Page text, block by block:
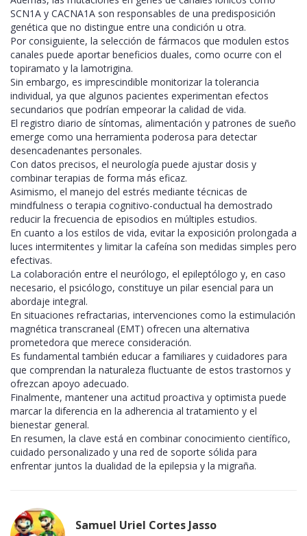
SCN1A y CACNA1A son responsables de una predisposición
genética que no distingue entre una condición u otra.
Por consiguiente, la selección de fármacos que modulen estos
canales puede aportar beneficios duales, como ocurre con el
topiramato y la lamotrigina.
Sin embargo, es imprescindible monitorizar la tolerancia
individual, ya que algunos pacientes experimentan efectos
secundarios que podrían empeorar la calidad de vida.
El registro diario de síntomas, alimentación y patrones de sueño
emerge como una herramienta poderosa para detectar
desencadenantes personales.
Con datos precisos, el neurología puede ajustar dosis y
combinar terapias de forma más eficaz.
Asimismo, el manejo del estrés mediante técnicas de
mindfulness o terapia cognitivo-conductual ha demostrado
reducir la frecuencia de episodios en múltiples estudios.
En cuanto a los estilos de vida, evitar la exposición prolongada a
luces intermitentes y limitar la cafeína son medidas simples pero
efectivas.
La colaboración entre el neurólogo, el epileptólogo y, en caso
necesario, el psicólogo, constituye un pilar esencial para un
abordaje integral.
En situaciones refractarias, intervenciones como la estimulación
magnética transcraneal (EMT) ofrecen una alternativa
prometedora que merece consideración.
Es fundamental también educar a familiares y cuidadores para
que comprendan la naturaleza fluctuante de estos trastornos y
ofrezcan apoyo adecuado.
Finalmente, mantener una actitud proactiva y optimista puede
marcar la diferencia en la adherencia al tratamiento y el
bienestar general.
En resumen, la clave está en combinar conocimiento científico,
cuidado personalizado y una red de soporte sólida para
enfrentar juntos la dualidad de la epilepsia y la migraña.
Samuel Uriel Cortes Jasso